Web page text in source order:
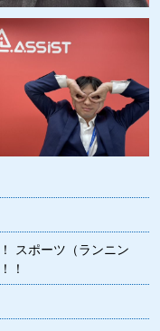
スポーツ（ランニン
！